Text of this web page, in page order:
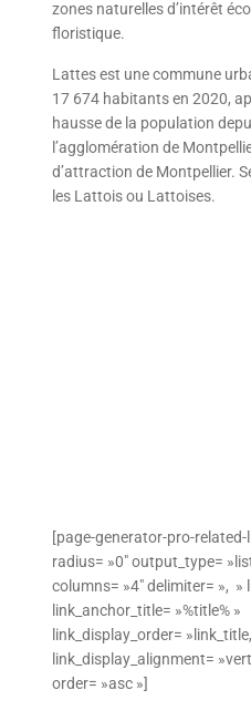
zones naturelles d’intérêt
floristique.
Lattes est une commune
17 674 habitants en 2020,
hausse de la population
l’agglomération de
d’attraction de Montpellier.
les Lattois ou Lattoises.
[page-generator-pro-
radius= »0″ output_type=
columns= »4″ delimiter= », »
link_anchor_title= »%title% »
link_display_order=
link_display_alignment=
order= »asc »]